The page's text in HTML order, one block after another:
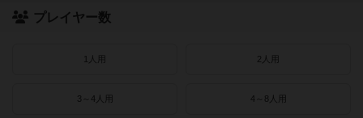
プレイヤー数
1人用 2人用
3～4人用 4～8人用